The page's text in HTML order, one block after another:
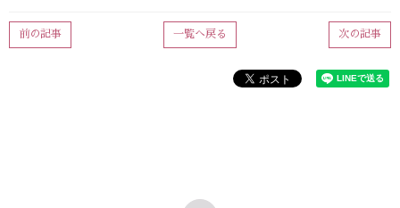
次の記事
一覧へ戻る
前の記事